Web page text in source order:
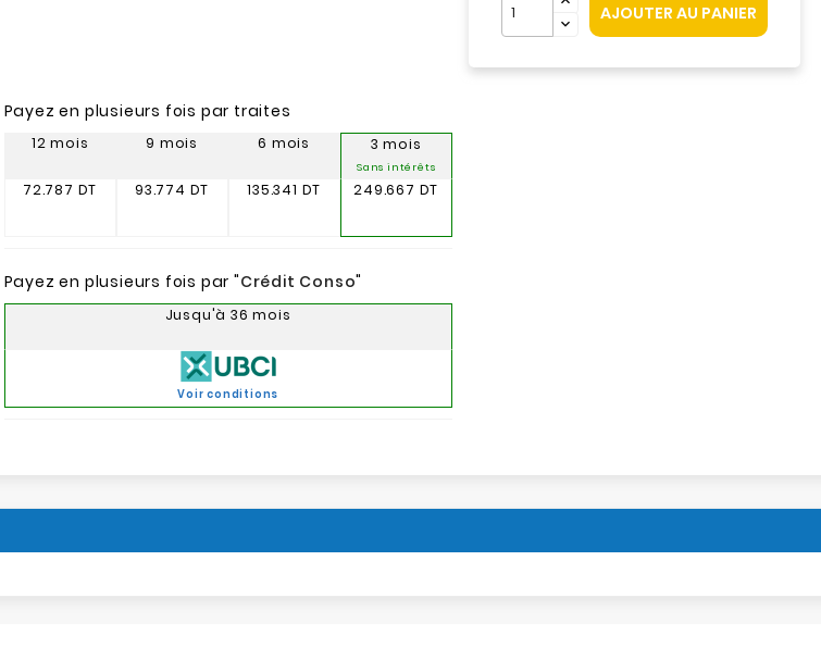
AJOUTER AU PANIER
Payez en plusieurs fois par traites
12 mois
72.787 DT
9 mois
93.774 DT
6 mois
135.341 DT
3 mois
Sans intérêts
249.667 DT
Payez en plusieurs fois par "Crédit Conso"
Jusqu'à 36 mois
Voir conditions